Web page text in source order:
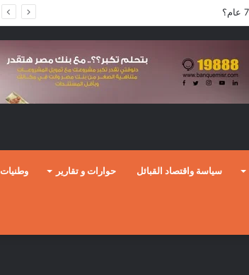
سياسة واقتصاد القبائل حوارات و تقارير وطنيات